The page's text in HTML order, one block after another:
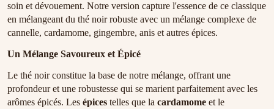
soin et dévouement. Notre version capture l'essence de ce classique
en mélangeant du thé noir robuste avec un mélange complexe de
cannelle, cardamome, gingembre, anis et autres épices.
Un Mélange Savoureux et Épicé
Le thé noir constitue la base de notre mélange, offrant une
profondeur et une robustesse qui se marient parfaitement avec les
arômes épicés. Les épices telles que la cardamome et le